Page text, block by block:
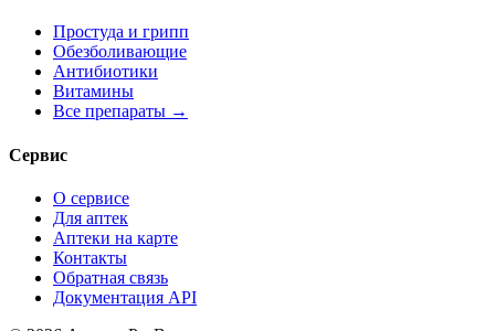
Простуда и грипп
Обезболивающие
Антибиотики
Витамины
Все препараты →
Сервис
О сервисе
Для аптек
Аптеки на карте
Контакты
Обратная связь
Документация API